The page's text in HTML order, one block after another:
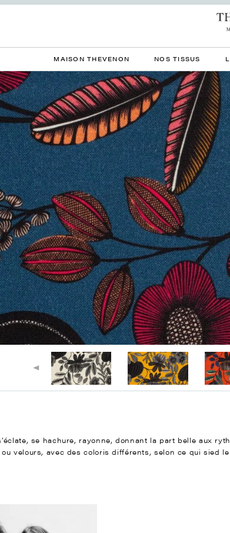
MAISON THEVENON NOS TISSUS
se hachure, rayonne, donnant la part belle aux
velours, avec des coloris différents, selon ce qui sied